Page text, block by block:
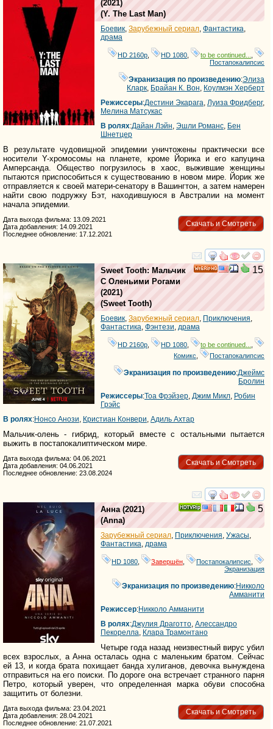
(2021)
(Y. The Last Man)
Боевик, Зарубежный сериал, Фантастика,
драма
HD 2160р HD 1080 to be continued...
Постапокалипсис
Экранизация по произведению:Элиза
Кларк, Брайан К. Вон, Коулмэн Херберт
Режиссеры:Дестини Экарага, Луиза Фридберг,
Мелина Матсукас
В ролях:Дайан Лэйн, Эшли Романс, Бен
Шнетцер
В результате чудовищной эпидемии уничтожены практически все
носители Y-хромосомы на планете, кроме Йорика и его капуцина
Амперсанда. Общество погрузилось в хаос, выжившие женщины
пытаются приспособиться к существованию в новом мире. Йорик же
отправляется к своей матери-сенатору в Вашингтон, а затем намерен
найти свою подружку Бэт, находившуюся в Австралии на момент
начала эпидемии.
Скачать и Смотреть
Дата выхода фильма: 13.09.2021
Дата добавления: 14.09.2021
Последнее обновление: 17.12.2021
смотреть
15
Sweet Tooth: Мальчик
С Оленьими Рогами
(2021)
(Sweet Tooth)
Боевик, Зарубежный сериал, Приключения,
Фантастика, Фэнтези, драма
HD 2160р HD 1080 to be continued...
Комикс
Постапокалипсис
Экранизация по произведению:Джеймс
Бролин
Режиссеры:Тоа Фрэйзер, Джим Микл, Робин
Грэйс
В ролях:Нонсо Анози, Кристиан Конвери, Адиль Ахтар
Мальчик-олень - гибрид, который вместе с остальными пытается
выжить в постапокалиптическом мире.
Скачать и Смотреть
Дата выхода фильма: 04.06.2021
Дата добавления: 04.06.2021
Последнее обновление: 23.08.2024
смотреть
5
Анна(2021)
(Anna)
Зарубежный сериал, Приключения, Ужасы,
Фантастика, драма
HD 1080 Завершён Постапокалипсис
Экранизация
Экранизация по произведению:Никколо
Амманити
Режиссер:Никколо Амманити
В ролях:Джулия Драготто, Алессандро
Пекорелла, Клара Трамонтано
Четыре года назад неизвестный вирус убил
всех взрослых, а Анна осталась одна с маленьким братом. Сейчас
ей 13, и когда брата похищает банда хулиганов, девочка вынуждена
отправиться на его поиски. По дороге она встречает странного парня
Петро, который уверен, что определенная марка обуви способна
защитить от болезни.
Скачать и Смотреть
Дата выхода фильма: 23.04.2021
Дата добавления: 28.04.2021
Последнее обновление: 21.07.2021